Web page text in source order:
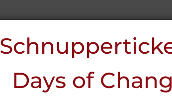
INTERNER BEREICH KONTAKT
Days of